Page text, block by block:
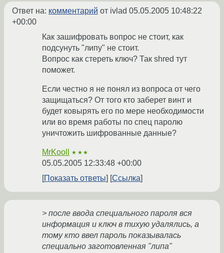
Ответ на: комментарий от ivlad 05.05.2005 10:48:22
+00:00
Как зашифровать вопрос не стоит, как
подсунуть "липу" не стоит.
Вопрос как стереть ключ? Так shred тут
поможет.
Если честно я не понял из вопроса от чего
защищаться? От того кто заберет винт и
будет ковырять его по мере необходимости
или во время работы по спец паролю
уничтожить шифрованные данные?
MrKooll ★★★
05.05.2005 12:33:48 +00:00
Показать ответы
Ссылка
> после ввода специального пароля вся
информация и ключ в тихую удалялись, а
тому кто ввел пароль показывалась
специально заготовленная "липа"